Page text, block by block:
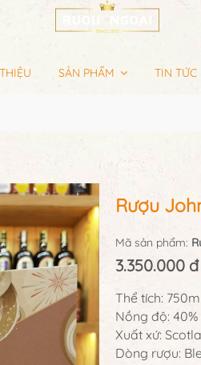
SẢN PHẨM TIN TỨC
Rượu
Mã sản phẩm:
3.350.000 đ
Thể tích:
Nồng độ: 40%
Xuất xứ:
Dòng rượu: